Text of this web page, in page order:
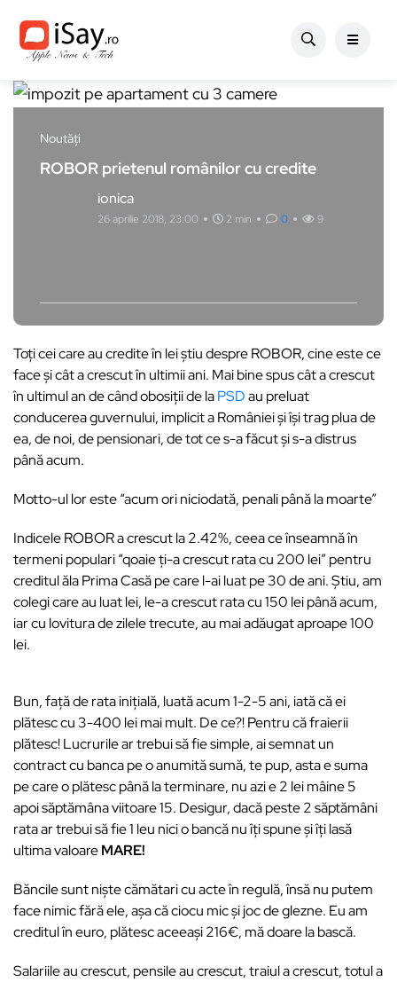
Noutăți
ROBOR prietenul românilor cu credite
ionica
26 aprilie 2018, 23:00 2 min 0 9
Toți cei care au credite în lei știu despre ROBOR, cine este ce
face și cât a crescut în ultimii ani. Mai bine spus cât a crescut
în ultimul an de când obosiții de laPSDau preluat
conducerea guvernului, implicit a României și își trag plua de
ea, de noi, de pensionari, de tot ce s-a făcut și s-a distrus
până acum.
Motto-ul lor este “acum ori niciodată, penali până la moarte”
Indicele ROBOR a crescut la 2.42%, ceea ce înseamnă în
termeni populari “qoaie ți-a crescut rata cu 200 lei” pentru
creditul ăla Prima Casă pe care l-ai luat pe 30 de ani. Știu, am
colegi care au luat lei, le-a crescut rata cu 150 lei până acum,
iar cu lovitura de zilele trecute, au mai adăugat aproape 100
lei.
Bun, față de rata inițială, luată acum 1-2-5 ani, iată că ei
plătesc cu 3-400 lei mai mult. De ce?! Pentru că fraierii
plătesc! Lucrurile ar trebui să fie simple, ai semnat un
contract cu banca pe o anumită sumă, te pup, asta e suma
pe care o plătesc până la terminare, nu azi e 2 lei mâine 5
apoi săptămâna viitoare 15. Desigur, dacă peste 2 săptămâni
rata ar trebui să fie 1 leu nici o bancă nu îți spune și îți lasă
ultima valoareMARE!
Băncile sunt niște cămătari cu acte în regulă, însă nu putem
face nimic fără ele, așa că ciocu mic și joc de glezne. Eu am
creditul în euro, plătesc aceeași 216€, mă doare la bască.
Salariile au crescut, pensile au crescut, traiul a crescut, totul a